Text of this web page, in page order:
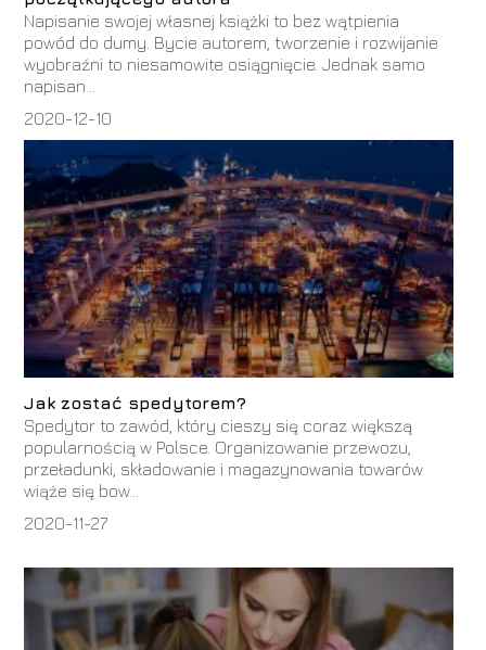
Napisanie swojej własnej książki to bez wątpienia
powód do dumy. Bycie autorem, tworzenie i rozwijanie
wyobraźni to niesamowite osiągnięcie. Jednak samo
napisan...
2020-12-10
Jak zostać spedytorem?
Spedytor to zawód, który cieszy się coraz większą
popularnością w Polsce. Organizowanie przewozu,
przeładunki, składowanie i magazynowania towarów
wiąże się bow...
2020-11-27